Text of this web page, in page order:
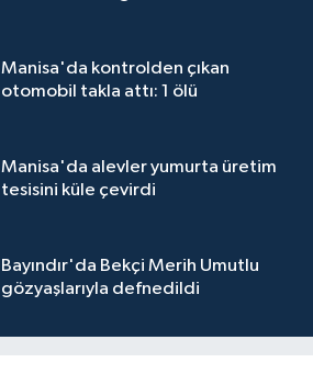
Manisa'da kontrolden çıkan
otomobil takla attı: 1 ölü
Manisa'da alevler yumurta üretim
tesisini küle çevirdi
Bayındır'da Bekçi Merih Umutlu
gözyaşlarıyla defnedildi